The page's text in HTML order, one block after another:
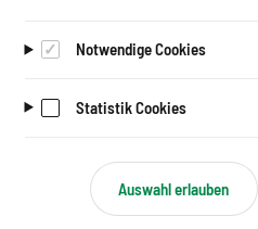
Newsletter abonnieren
Folgen Sie uns
Notwendige Cookies
Statistik Cookies
Auswahl erlauben